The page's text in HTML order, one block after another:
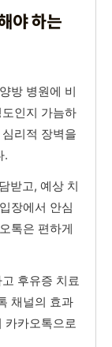
야 하는
방 병원에 비
인지 가늠하
리적 장벽을
.
받고, 예상 치
장에서 안심
톡은 편하게
후유증 치료
채널의 효과
카카오톡으로